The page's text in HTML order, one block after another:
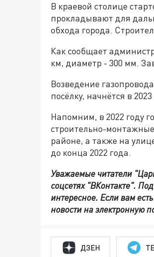
В краевой столице
прокладывают для
обхода города.
Как сообщает
км, диаметр - 300 мм.
Возведение
посёлку, начнётся в
Напомним, в 2022 году
строительно-
районе, а также на
до конца 2022 года.
Уважаемые читатели
соцсетях"ВКонтакте".
интересное. Если вам
новости на электронную
ДЗЕН